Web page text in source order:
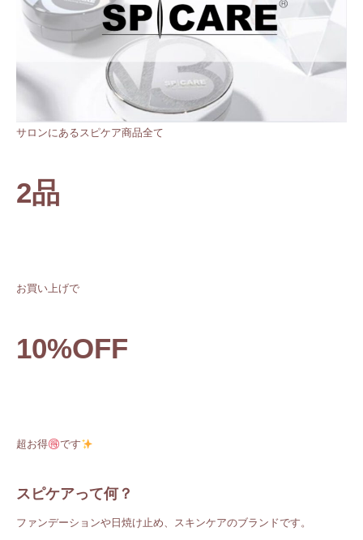
サロンにあるスピケア商品全て
2品
お買い上げで
10%OFF
超お得 です
スピケアって何？
ファンデーションや日焼け止め、スキンケアのブランドです。